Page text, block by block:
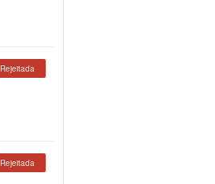
Rejeitada
Rejeitada